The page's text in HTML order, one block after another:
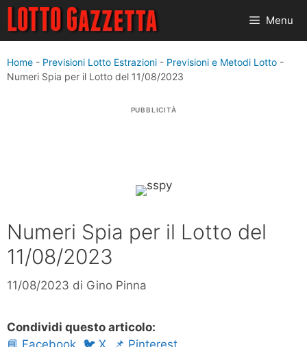
Vai
contenuto
Menu
Home - Previsioni Lotto Estrazioni - Previsioni e Metodi Lotto -
Numeri Spia per il Lotto del 11/08/2023
PUBBLICITÀ
Numeri Spia per il Lotto del
11/08/2023
11/08/2023 di Gino Pinna
Condividi questo articolo:
📘 Facebook 🐦 X 📌 Pinterest